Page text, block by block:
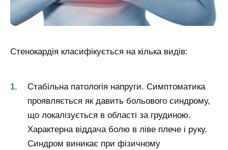
Стенокардія класифікується на кілька видів:
Стабільна патологія напруги. Симптоматика
проявляється як давить больового синдрому,
що локалізується в області за грудиною.
Характерна віддача болю в ліве плече і руку.
Синдром виникає при фізичному